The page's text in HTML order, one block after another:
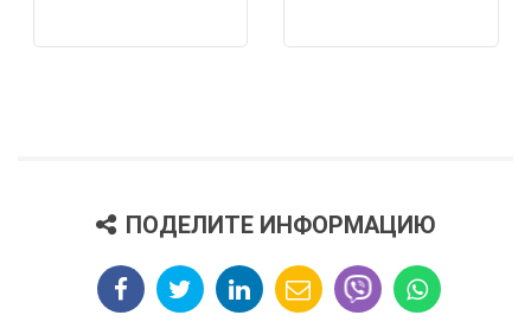
ПОДЕЛИТЕ ИНФОРМАЦИЮ